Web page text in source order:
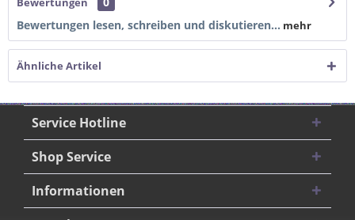
Bewertungen lesen, schreiben und diskutieren... mehr
Ähnliche Artikel
Service Hotline
Shop Service
Informationen